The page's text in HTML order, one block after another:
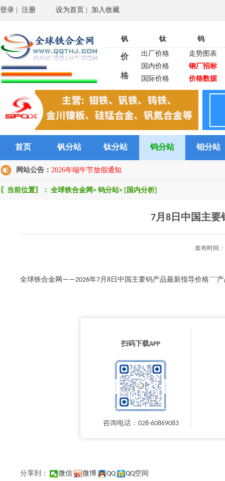
登录 注册 设为首页 加入收藏
钒 钛 钨
价
格
出厂价格
走势图表
国内价格
钢厂招标
国际价格
价格数据
首页 钒分站 钛分站 钨分站 钼分站
网站公告： 2026年端午节放假通知
〖当前位置〗： 全球铁合金网 > 钨分站> [国内分析]
7月8日中国主
发布时间
全球铁合金网——2026年7月8日中国主要钨产品最新指导价格````
扫码下载APP
咨询电话：028-60869083
分享到： 微信 微博 QQ QQ空间